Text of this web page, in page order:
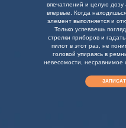
впечатлений и целую
впервые. Когда
элемент выполняется и
Только успеваешь
стрелки приборов и
пилот в этот раз, не
головой упираясь в
невесомости, несравнимое